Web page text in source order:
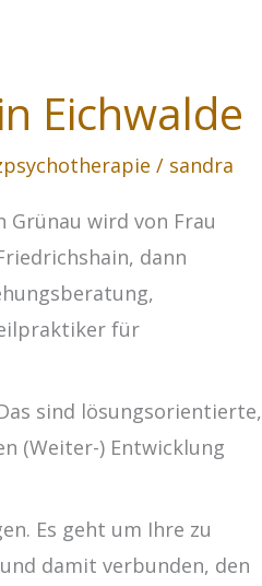
Eichwalde
/ sandra
Grünau wird von Frau
dann
für
sind lösungsorientierte,
(Weiter-) Entwicklung
Es geht um Ihre zu
damit verbunden, den